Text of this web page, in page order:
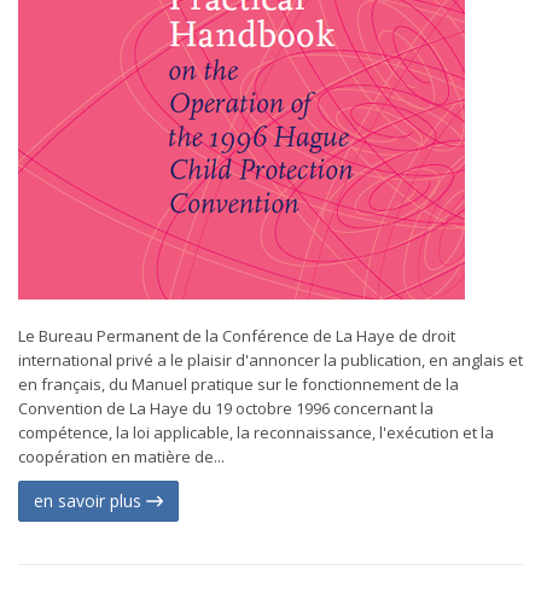
Le Bureau Permanent de la Conférence de La Haye de droit
international privé a le plaisir d'annoncer la publication, en anglais et
en français, du Manuel pratique sur le fonctionnement de la
Convention de La Haye du 19 octobre 1996 concernant la
compétence, la loi applicable, la reconnaissance, l'exécution et la
coopération en matière de...
en savoir plus